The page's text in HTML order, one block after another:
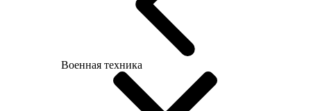
Военная техника